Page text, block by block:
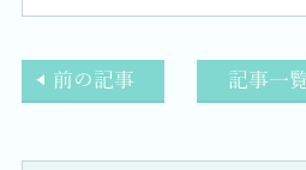
前の記事 記事一